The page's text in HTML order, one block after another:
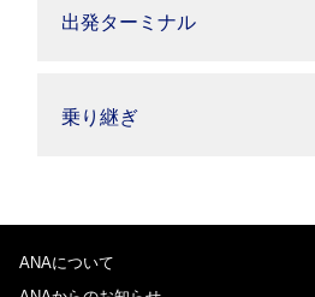
出発ターミナル
乗り継ぎ
ANAについて